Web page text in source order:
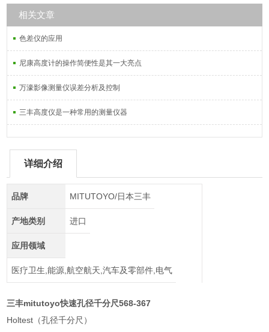
相关文章
色差仪的应用
尼康高度计的操作简便性是其一大亮点
万濠影像测量仪误差分析及控制
三丰高度仪是一种常用的测量仪器
详细介绍
品牌 MITUTOYO/日本三丰
产地类别 进口
应用领域
医疗卫生,能源,航空航天,汽车及零部件,电气
三丰mitutoyo快速孔径千分尺568-367
Holtest（孔径千分尺）